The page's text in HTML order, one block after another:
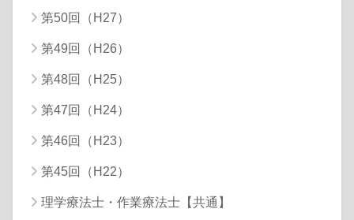
第50回（H27）
第49回（H26）
第48回（H25）
第47回（H24）
第46回（H23）
第45回（H22）
理学療法士・作業療法士【共通】